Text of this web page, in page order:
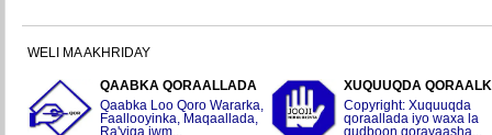
WELI MA AKHRIDAY
QAABKA QORAALLADA
Qaabka Loo Qoro Wararka,
Faallooyinka, Maqaallada,
Ra'yiga iwm...
XUQUUQDA
Copyright: Xuquuqda
qoraallada iyo waxa la
gudboon qorayaasha...